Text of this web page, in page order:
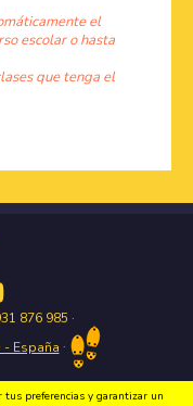
el
escolar o hasta
que tenga el
876 985 ·
- España ·
tus preferencias y garantizar un